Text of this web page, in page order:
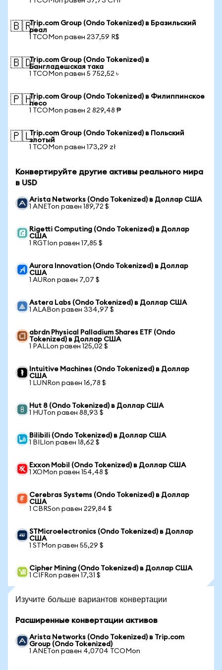
🇧🇷Trip.com Group (Ondo Tokenized) в Бразильский
реал
1 TCOMon равен 237,59 R$
🇧🇩Trip.com Group (Ondo Tokenized) в
Бангладешская така
1 TCOMon равен 5 752,52 ৳
🇵🇭Trip.com Group (Ondo Tokenized) в Филиппинское
песо
1 TCOMon равен 2 829,48 ₱
🇵🇱Trip.com Group (Ondo Tokenized) в Польский
злотый
1 TCOMon равен 173,29 zł
Конвертируйте другие активы реального мира
в USD
Arista Networks (Ondo Tokenized) в Доллар США
1 ANETon равен 189,72 $
Rigetti Computing (Ondo Tokenized) в Доллар
США
1 RGTIon равен 17,85 $
Aurora Innovation (Ondo Tokenized) в Доллар
США
1 AURon равен 7,07 $
Astera Labs (Ondo Tokenized) в Доллар США
1 ALABon равен 334,97 $
abrdn Physical Palladium Shares ETF (Ondo
Tokenized) в Доллар США
1 PALLon равен 125,02 $
Intuitive Machines (Ondo Tokenized) в Доллар
США
1 LUNRon равен 16,78 $
Hut 8 (Ondo Tokenized) в Доллар США
1 HUTon равен 88,93 $
Bilibili (Ondo Tokenized) в Доллар США
1 BILIon равен 18,62 $
Exxon Mobil (Ondo Tokenized) в Доллар США
1 XOMon равен 154,48 $
Cerebras Systems (Ondo Tokenized) в Доллар
США
1 CBRSon равен 229,84 $
STMicroelectronics (Ondo Tokenized) в Доллар
США
1 STMon равен 55,29 $
Cipher Mining (Ondo Tokenized) в Доллар США
1 CIFRon равен 17,31 $
Изучите больше вариантов конвертации
Расширенные конвертации активов
Arista Networks (Ondo Tokenized) в Trip.com
Group (Ondo Tokenized)
1 ANETon равен 4,0704 TCOMon